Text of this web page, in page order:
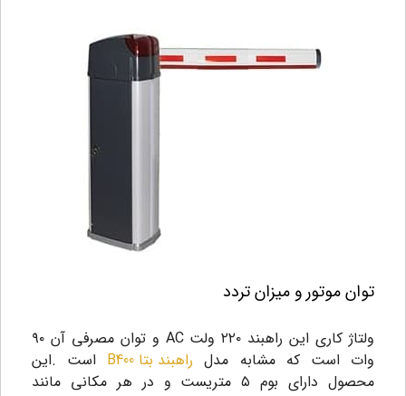
توان موتور و میزان تردد
ولتاژ کاری این راهبند ۲۲۰ ولت AC و توان مصرفی آن ۹۰
وات است که مشابه مدل راهبند بتا B400
است .این
محصول دارای بوم ۵ متریست و در هر مکانی مانند